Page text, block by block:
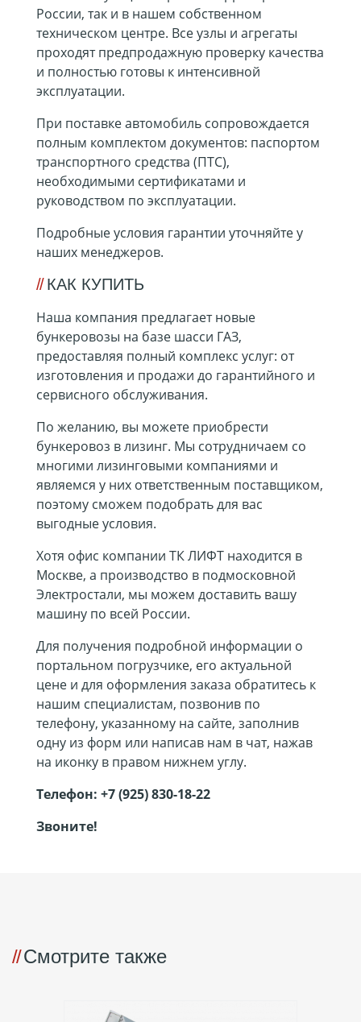
России, так и в нашем собственном
техническом центре. Все узлы и агрегаты
проходят предпродажную проверку качества
и полностью готовы к интенсивной
эксплуатации.
При поставке автомобиль сопровождается
полным комплектом документов: паспортом
транспортного средства (ПТС),
необходимыми сертификатами и
руководством по эксплуатации.
Подробные условия гарантии уточняйте у
наших менеджеров.
КАК КУПИТЬ
Наша компания предлагает новые
бункеровозы на базе шасси ГАЗ,
предоставляя полный комплекс услуг: от
изготовления и продажи до гарантийного и
сервисного обслуживания.
По желанию, вы можете приобрести
бункеровоз в лизинг. Мы сотрудничаем со
многими лизинговыми компаниями и
являемся у них ответственным поставщиком,
поэтому сможем подобрать для вас
выгодные условия.
Хотя офис компании ТК ЛИФТ находится в
Москве, а производство в подмосковной
Электростали, мы можем доставить вашу
машину по всей России.
Для получения подробной информации о
портальном погрузчике, его актуальной
цене и для оформления заказа обратитесь к
нашим специалистам, позвонив по
телефону, указанному на сайте, заполнив
одну из форм или написав нам в чат, нажав
на иконку в правом нижнем углу.
Телефон: +7 (925) 830-18-22
Звоните!
Смотрите также